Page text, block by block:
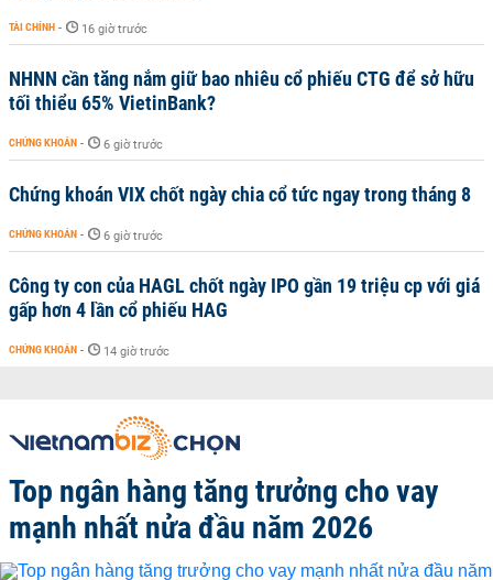
TÀI CHÍNH - 16 giờ trước
NHNN cần tăng nắm giữ bao nhiêu cổ phiếu CTG để sở hữu
tối thiểu 65% VietinBank?
CHỨNG KHOÁN - 6 giờ trước
Chứng khoán VIX chốt ngày chia cổ tức ngay trong tháng 8
CHỨNG KHOÁN - 6 giờ trước
Công ty con của HAGL chốt ngày IPO gần 19 triệu cp với giá
gấp hơn 4 lần cổ phiếu HAG
CHỨNG KHOÁN - 14 giờ trước
Top ngân hàng tăng trưởng cho vay
mạnh nhất nửa đầu năm 2026